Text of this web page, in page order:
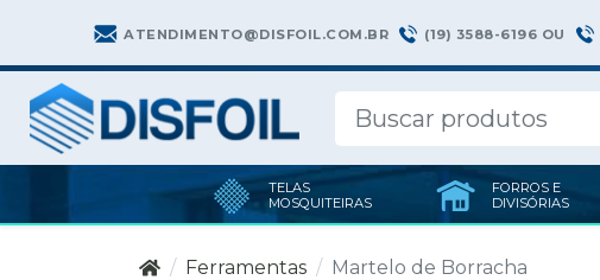
ATENDIMENTO@DISFOIL.COM.BR (19) 3588-6196 OU
TELAS
MOSQUITEIRAS
FORROS E
DIVISÓRIAS
Ferramentas Martelo de Borracha